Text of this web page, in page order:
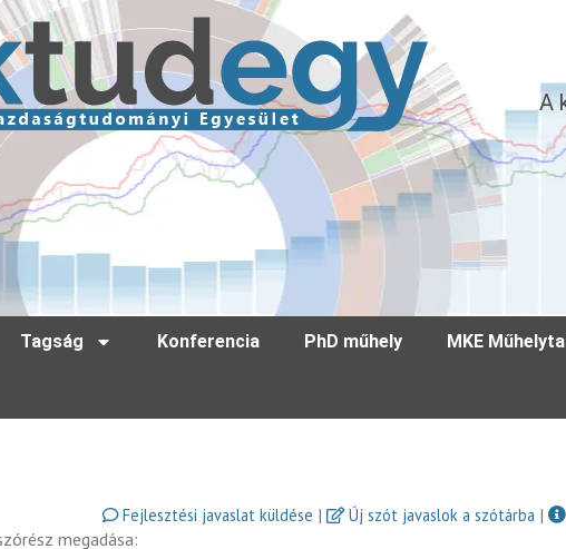
A
Tagság Konferencia PhD műhely MKE
Fejlesztési javaslat küldése | Új szót javaslok a szótárba |
megadása: